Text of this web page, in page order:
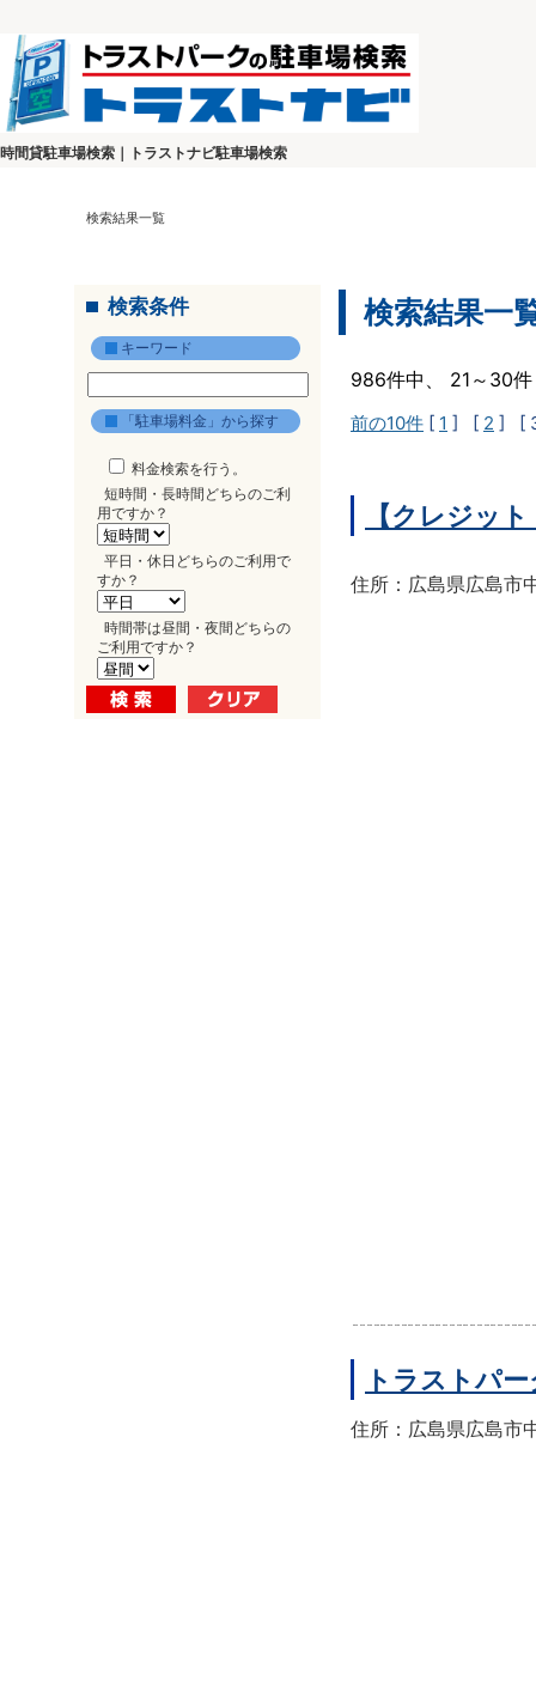
時間貸駐車場検索｜トラストナビ駐車場検索
検索結果一覧
検索条件
キーワード
「駐車場料金」から探す
料金検索を行う。
短時間・長時間どちらのご利
用ですか？
平日・休日どちらのご利用で
すか？
時間帯は昼間・夜間どちらの
ご利用ですか？
検索結果一
986件中、 21～30
前の10件 [ 1 ] [ 2 ] [
【クレジッ
住所：広島県広島市
トラストパ
住所：広島県広島市